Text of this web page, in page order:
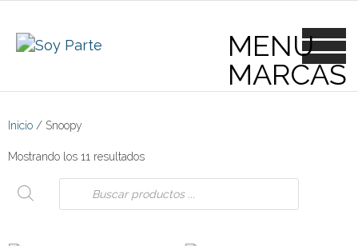
content
Inicio / Snoopy
Mostrando los 11 resultados
Búsqueda
de
productos